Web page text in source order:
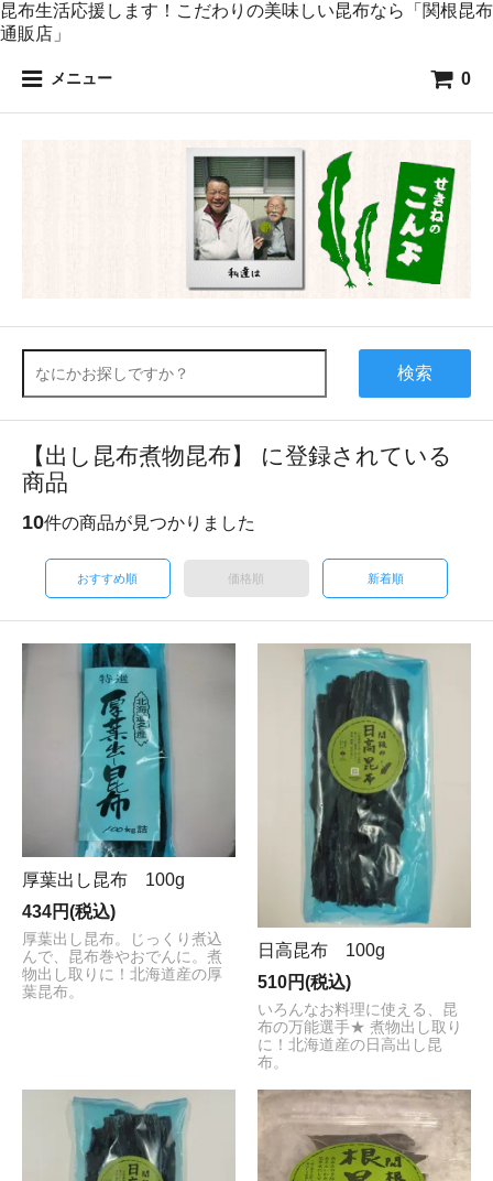
昆布生活応援します！こだわりの美味しい昆布なら「関根昆布
通販店」
メニュー 0
検索
【出し昆布煮物昆布】 に登録されている
商品
10件の商品が見つかりました
おすすめ順 価格順 新着順
厚葉出し昆布 100g
434円(税込)
厚葉出し昆布。じっくり煮込
んで、昆布巻やおでんに。煮
物出し取りに！北海道産の厚
葉昆布。
日高昆布 100g
510円(税込)
いろんなお料理に使える、昆
布の万能選手★ 煮物出し取り
に！北海道産の日高出し昆
布。